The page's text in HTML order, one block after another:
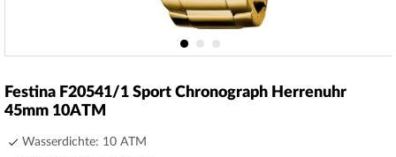
der
Bildergalerie
springen
Festina F20541/1 Sport Chronograph Herrenuhr
45mm 10ATM
Wasserdichte: 10 ATM